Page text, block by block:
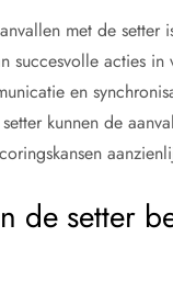
met de setter
succesvolle acties in
en
kunnen de
de setter